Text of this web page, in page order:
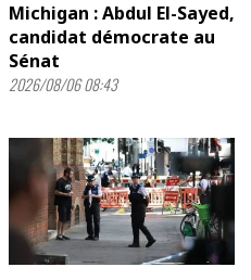
Michigan : Abdul El-Sayed,
candidat démocrate au
Sénat
2026/08/06 08:43